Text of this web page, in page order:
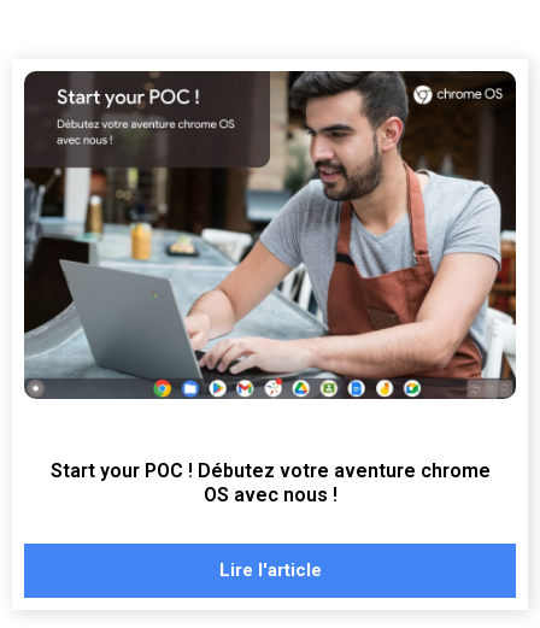
Start your POC ! Débutez votre aventure chrome
OS avec nous !
Lire l'article